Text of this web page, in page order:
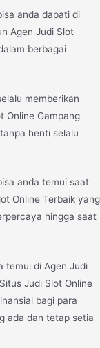
anda dapati di
Agen Judi Slot
berbagai
memberikan
Online Gampang
henti selalu
anda temui saat
Online Terbaik yang
hingga saat
temui di Agen Judi
Judi Slot Online
bagi para
ada dan tetap setia